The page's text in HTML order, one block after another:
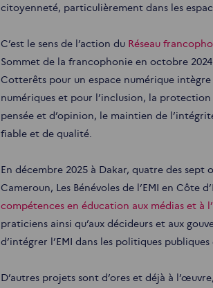
citoyenneté, particulièrement dans les
C’est le sens de l’action du Réseau
Sommet de la francophonie en octobre
Cotterêts pour un espace numérique
numériques et pour l’inclusion, la
pensée et d’opinion, le maintien de
fiable et de qualité.
En décembre 2025 à Dakar, quatre des sept
Cameroun, Les Bénévoles de l’EMI en Côte
compétences en éducation aux médias et
praticiens ainsi qu’aux décideurs et aux
d’intégrer l’EMI dans les politiques publiques
D’autres projets sont d’ores et déjà à